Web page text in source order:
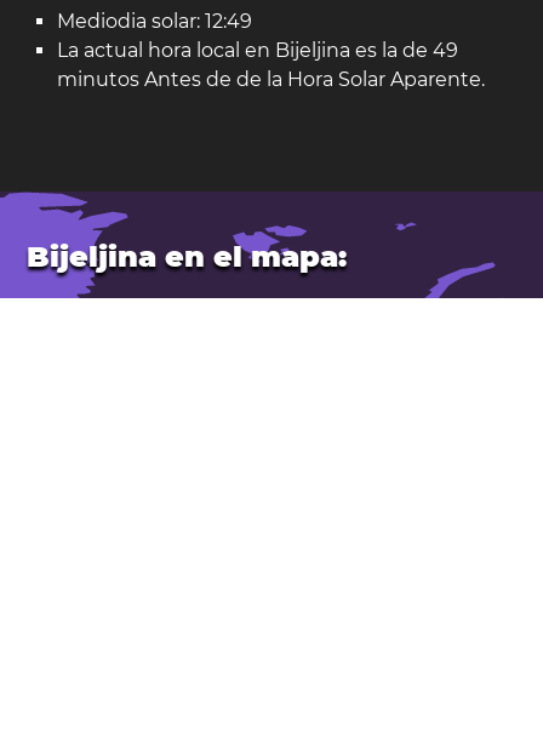
Mediodia solar: 12:49
La actual hora local en Bijeljina es la de 49
minutos Antes de de la Hora Solar Aparente.
Bijeljina en el mapa: